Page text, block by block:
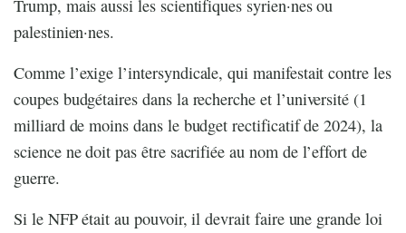
Trump, mais aussi les scientifiques syrien·nes ou
palestinien·nes.
Comme l’exige l’intersyndicale, qui manifestait contre les
coupes budgétaires dans la recherche et l’université (1
milliard de moins dans le budget rectificatif de 2024), la
science ne doit pas être sacrifiée au nom de l’effort de
guerre.
Si le NFP était au pouvoir, il devrait faire une grande loi